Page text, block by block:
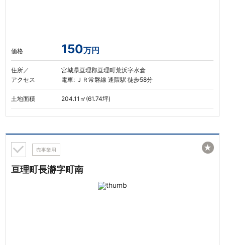
価格 150万円
住所／
アクセス
宮城県亘理郡亘理町荒浜字水倉
電車: ＪＲ常磐線 逢隈駅 徒歩58分
土地面積 204.11㎡(61.74坪)
売事業用
亘理町長瀞字町南
★